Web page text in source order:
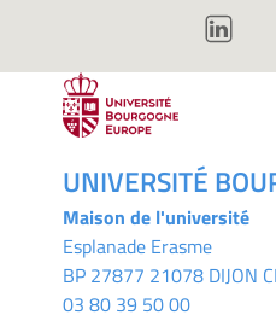
UNIVERSITÉ
Maison de l'université
Esplanade Erasme
BP 27877 21078 DIJON
03 80 39 50 00